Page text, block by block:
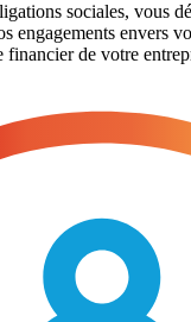
sociales, vous
engagements envers
financier de votre